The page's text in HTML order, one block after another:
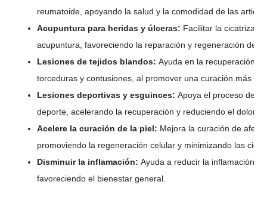
reumatoide, apoyando la salud y la comodidad de las
Acupuntura para heridas y úlceras: Facilitar la
acupuntura, favoreciendo la reparación y regeneración de
Lesiones de tejidos blandos: Ayuda en la recuperación
torceduras y contusiones, al promover una curación más
Lesiones deportivas y esguinces:Apoya el proceso de
deporte, acelerando la recuperación y reduciendo el dolor y
Acelere la curación de la piel: Mejora la curación de
promoviendo la regeneración celular y minimizando las
Disminuir la inflamación:Ayuda a reducir la inflamación
favoreciendo el bienestar general.